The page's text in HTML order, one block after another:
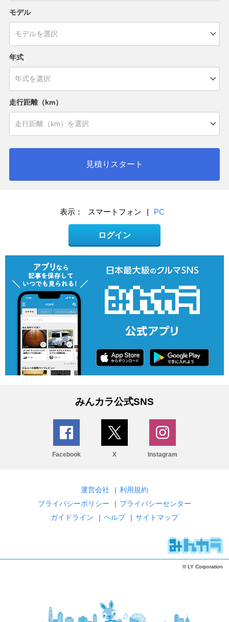
モデル
年式
走行距離（km）
見積りスタート
表示： スマートフォン | PC
ログイン
みんカラ公式SNS
Facebook X Instagram
運営会社 | 利用規約
プライバシーポリシー
| プライバシーセンター
ガイドライン
| ヘルプ | サイトマップ
© LY Corporation